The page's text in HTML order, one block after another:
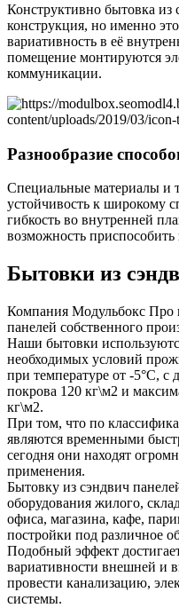
Конструктивно бытовка
конструкция, но именно
вариативность в её
помещение монтируются
коммуникации.
Разнообразие
Специальные материалы и
устойчивость к широкому
гибкость во внутренней
возможность
Бытовки из
Компания Модульбокс Про
панелей собственного
Наши бытовки
необходимых условий
при температуре от -5°С, с
покрова 120 кг\м2 и
кг\м2.
При том, что по
являются временными
сегодня они находят
применения.
Бытовку из сэндвич
оборудования жилого,
офиса, магазина, кафе,
постройки под различное
Подобный эффект
вариативности внешней и
провести канализацию,
системы.